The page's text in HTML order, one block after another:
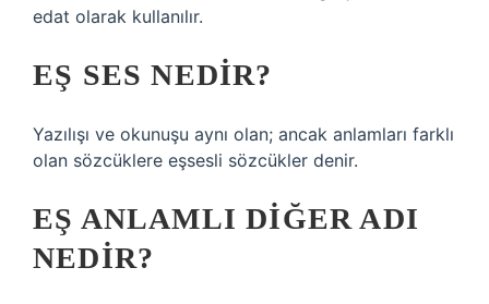
edat olarak kullanılır.
EŞ SES NEDIR?
Yazılışı ve okunuşu aynı olan; ancak anlamları farklı
olan sözcüklere eşsesli sözcükler denir.
EŞ ANLAMLI DIĞER ADI
NEDIR?